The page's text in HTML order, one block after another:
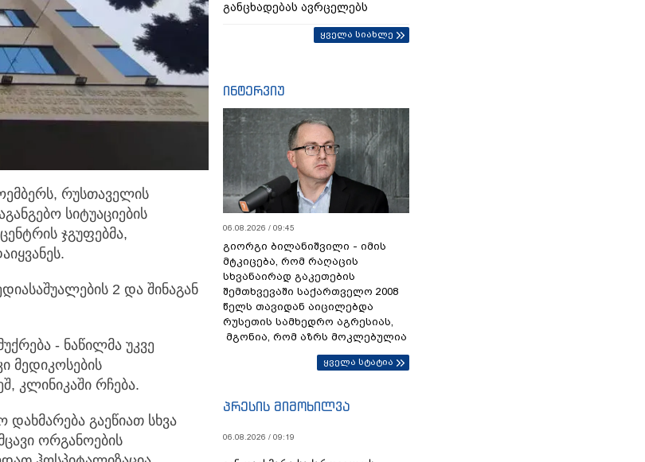
რუსთაველის
სიტუაციების
ჯგუფებმა,
2 და შინაგან
- ნაწილმა უკვე
მედიკოსების
კლინიკაში რჩება.
გაეწიათ სხვა
ორგანოების
განცხადებას ავრცელებს
ყველა სიახლე
ინტერვიუ
06.08.2026 / 09:45
გიორგი ბილანიშვილი - იმის
მტკიცება, რომ რაღაცის
სხვანაირად გაკეთების
შემთხვევაში საქართველო 2008
წელს თავიდან აიცილებდა
რუსეთის სამხედრო აგრესიას,
მგონია, რომ აზრს მოკლებულია
ყველა სტატია
პრესის მიმოხილვა
06.08.2026 / 09:19